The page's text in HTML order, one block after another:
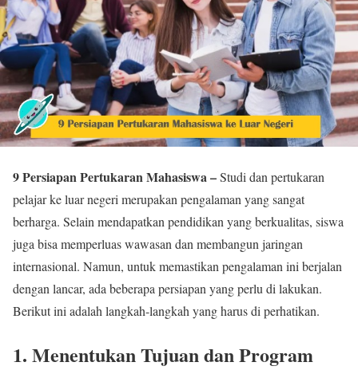
9 Persiapan Pertukaran Mahasiswa –Studi dan pertukaran
pelajar ke luar negeri merupakan pengalaman yang sangat
berharga. Selain mendapatkan pendidikan yang berkualitas, siswa
juga bisa memperluas wawasan dan membangun jaringan
internasional. Namun, untuk memastikan pengalaman ini berjalan
dengan lancar, ada beberapa persiapan yang perlu di lakukan.
Berikut ini adalah langkah-langkah yang harus di perhatikan.
1. Menentukan Tujuan dan Program